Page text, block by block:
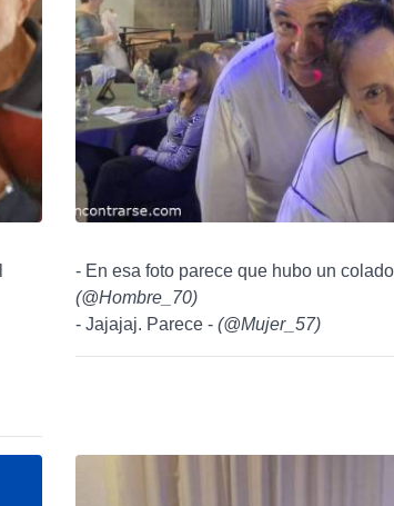
- En esa foto parece que hubo un
(@Hombre_70)
- Jajajaj. Parece - (@Mujer_57)